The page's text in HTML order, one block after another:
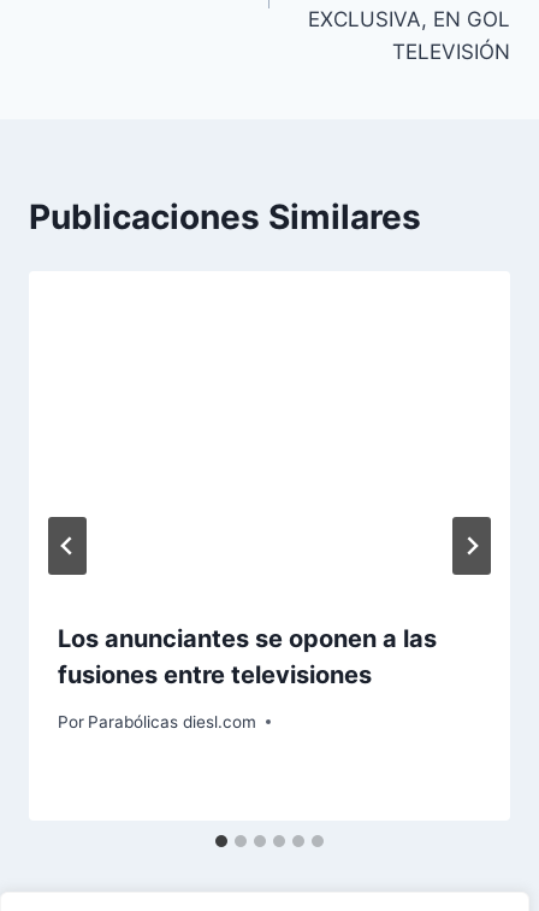
EXCLUSIVA, EN GOL
TELEVISIÓN
Publicaciones Similares
Los anunciantes se oponen a las
fusiones entre televisiones
Por Parabólicas diesl.com